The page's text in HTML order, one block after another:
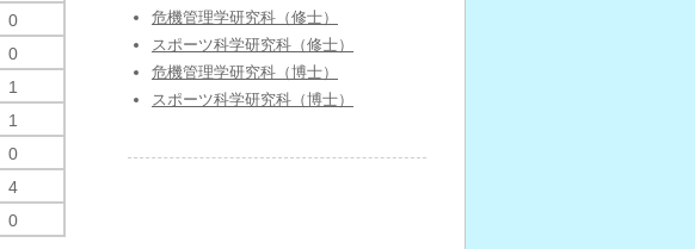
0
0
1
1
0
4
0
危機管理学研究科（修士）
スポーツ科学研究科（修士）
危機管理学研究科（博士）
スポーツ科学研究科（博士）